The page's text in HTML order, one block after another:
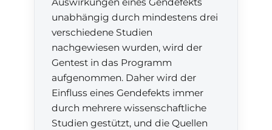
unabhängig durch mindestens drei
verschiedene Studien
nachgewiesen wurden, wird der
Gentest in das Programm
aufgenommen. Daher wird der
Einfluss eines Gendefekts immer
durch mehrere wissenschaftliche
Studien gestützt, und die Quellen